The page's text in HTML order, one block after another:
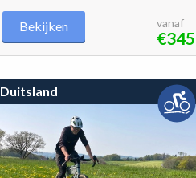
Bekijken vanaf
€345
Duitsland